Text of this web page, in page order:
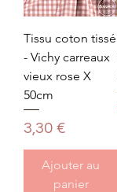
Tissu coton tissé
- Vichy carreaux
vieux rose X
50cm
Prix
3,30 €
Ajouter au
panier